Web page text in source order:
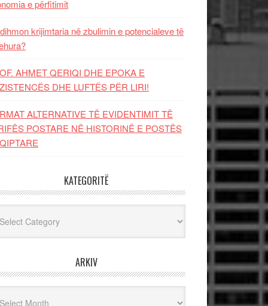
e përfitimit
krijimtaria në zbulimin e potencialeve të
AHMET QERIQI DHE EPOKA E
DHE LUFTЁS PЁR LIRI!
ALTERNATIVE TË EVIDENTIMIT TË
POSTARE NË HISTORINË E POSTËS
KATEGORITË
ARKIV